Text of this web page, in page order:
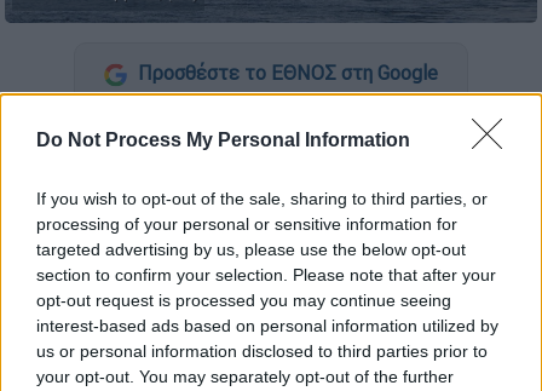
Do Not Process My Personal Information
If you wish to opt-out of the sale, sharing to third parties, or
processing of your personal or sensitive information for
targeted advertising by us, please use the below opt-out
section to confirm your selection. Please note that after your
opt-out request is processed you may continue seeing
interest-based ads based on personal information utilized by
us or personal information disclosed to third parties prior to
your opt-out. You may separately opt-out of the further
Προσθέστε το ΕΘΝΟΣ στη Google
Το Ιράν ενημέρωσε τονΔιεθνή Ναυτιλιακό
Organization / IMO)ότι «μη εχθρικά πλοία»
μπορούν να διέλθουν από το Στενό του
Ορμούζ κατόπιν συντονισμού με τις ιρανικές
Aρχές, μεταδίδουνοι Financial Times
επικαλούμενοι την επιστολή τηςΤεχεράνης
στον IMO.